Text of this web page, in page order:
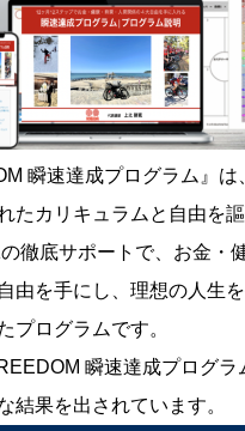
瞬速達成プログラム』は
たカリキュラムと自由を
徹底サポートで、お金・
由を手にし、理想の人生
プログラムです。
瞬速達成プログラ
結果を出されています。